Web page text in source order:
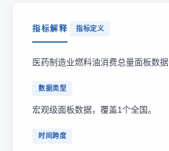
指标解释 指标定义
医药制造业燃料油消费总量面板数据
数据类型
宏观级面板数据，覆盖1个全国。
时间跨度